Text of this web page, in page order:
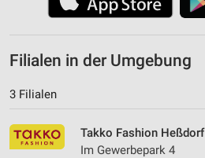
Filialen in der Umgebung
3 Filialen
Takko Fashion Heßdorf
Im Gewerbepark 4